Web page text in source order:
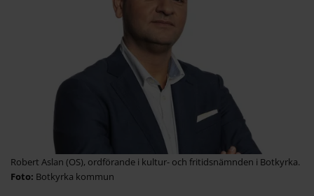
Robert Aslan (OS), ordförande i kultur- och fritidsnämnden i Botkyrka.
Botkyrka kommun